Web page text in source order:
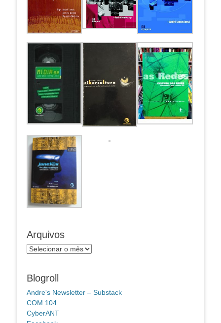
Arquivos
Arquivos
Blogroll
Andre's Newsletter – Substack
COM 104
CyberANT